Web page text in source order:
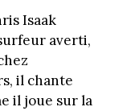
Isaak
averti,
il chante
il joue sur la